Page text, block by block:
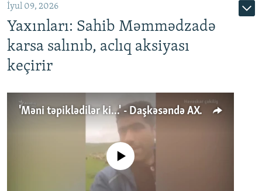
İyul 09, 2026
Yaxınları: Sahib Məmmədzadə
karsa salınıb, aclıq aksiyası
keçirir
'Məni təpiklədilər ki...' - Daşkəsəndə AXCP fəalının yaxınları onun həbsinə etiraz edirlər
No media source currently available